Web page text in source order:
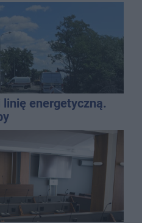
energetyczną.